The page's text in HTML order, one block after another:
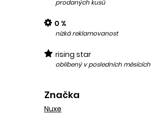
prodaných kusů
0 %
nízká reklamovanost
rising star
oblíbený v posledních měsících
Značka
Nuxe